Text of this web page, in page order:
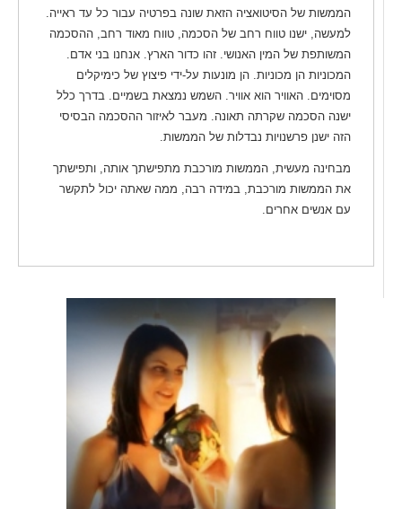
הממשות של הסיטואציה הזאת שונה בפרטיה עבור כל עד ראייה.
למעשה, ישנו טווח רחב של הסכמה, טווח מאוד רחב, ההסכמה
המשותפת של המין האנושי. זהו כדור הארץ. אנחנו בני אדם.
המכוניות הן מכוניות. הן מונעות על-ידי פיצוץ של כימיקלים
מסוימים. האוויר הוא אוויר. השמש נמצאת בשמיים. בדרך כלל
ישנה הסכמה שקרתה תאונה. מעבר לאיזור ההסכמה הבסיסי
הזה ישנן פרשנויות נבדלות של הממשות.
מבחינה מעשית, הממשות מורכבת מתפישתך אותה, ותפישתך
את הממשות מורכבת, במידה רבה, ממה שאתה יכול לתקשר
עם אנשים אחרים.